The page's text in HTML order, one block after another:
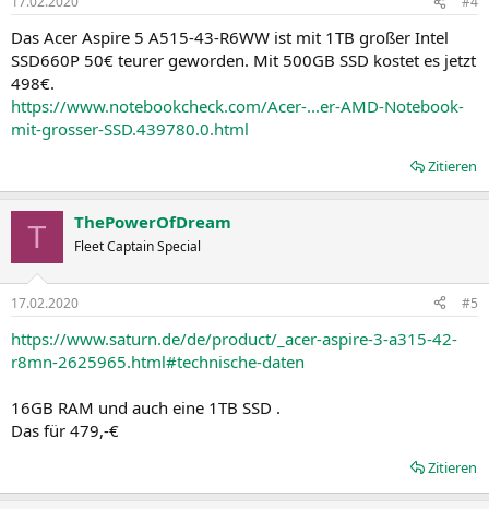
Das Acer Aspire 5 A515-43-R6WW ist mit 1TB großer Intel
SSD660P 50€ teurer geworden. Mit 500GB SSD kostet es jetzt
498€.
https://www.notebookcheck.com/Acer-...er-AMD-Notebook-
mit-grosser-SSD.439780.0.html
Zitieren
T ThePowerOfDream
Fleet Captain Special
17.02.2020 #5
https://www.saturn.de/de/product/_acer-aspire-3-a315-42-
r8mn-2625965.html#technische-daten
16GB RAM und auch eine 1TB SSD .
Das für 479,-€
Zitieren